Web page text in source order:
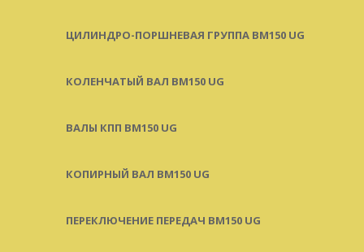
ЦИЛИНДРО-ПОРШНЕВАЯ ГРУППА BM150 UG
КОЛЕНЧАТЫЙ ВАЛ BM150 UG
ВАЛЫ КПП BM150 UG
КОПИРНЫЙ ВАЛ BM150 UG
ПЕРЕКЛЮЧЕНИЕ ПЕРЕДАЧ BM150 UG